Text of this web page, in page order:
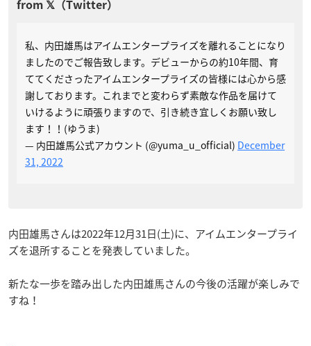
私、内田雄馬はアイムエンタープライズを離れることになり
ましたのでご報告致します。デビューからの約10年間、育
ててくださったアイムエンタープライズの皆様には心から感
謝しております。これまでと変わらず素敵な作品を届けて
いけるように頑張りますので、引き続き宜しくお願い致し
ます！！(ゆうま)
— 内田雄馬公式アカウント (@yuma_u_official) December
31, 2022
内田雄馬さんは2022年12月31日(土)に、アイムエンタープライ
ズを退所することを発表していました。
新たな一歩を踏み出した内田雄馬さんの今後の活躍が楽しみで
すね！